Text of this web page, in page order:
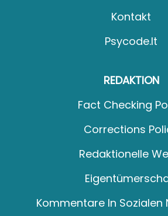
Kontakt
Psycode.it
REDAKTION
Fact Checking
Corrections
Redaktionelle
Kommentare In Sozialen